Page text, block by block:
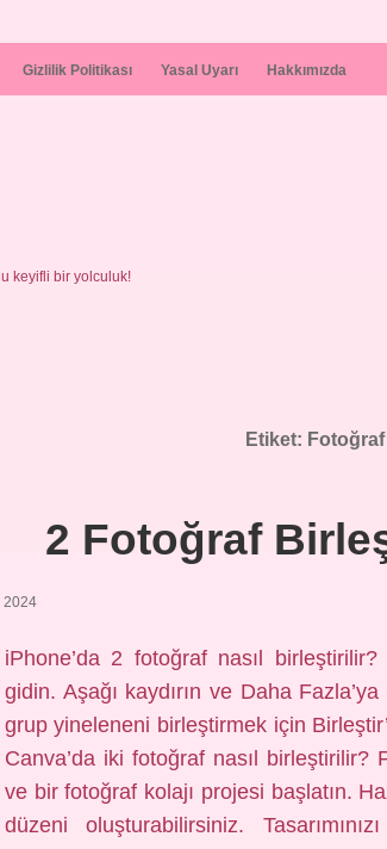
Gizlilik Politikası Yasal Uyarı Hakkımızda
keyifli bir yolculuk!
Etiket:
2 Fotoğraf
2024
iPhone’da 2 fotoğraf nasıl
gidin. Aşağı kaydırın ve Daha
grup yineleneni birleştirmek için
Canva’da iki fotoğraf nasıl birleştirilir?
ve bir fotoğraf kolajı projesi başlatın.
düzeni oluşturabilirsiniz.